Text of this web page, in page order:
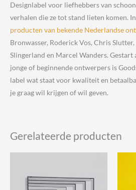
Designlabel voor liefhebbers van
verhalen die ze tot stand lieten komen.
producten van bekende Nederlandse
Bronwasser, Roderick Vos, Chris
Slingerland en Marcel Wanders. Gestart
jonge of beginnende ontwerpers is
label wat staat voor kwaliteit en
je graag wil krijgen of wil geven.
Gerelateerde producten